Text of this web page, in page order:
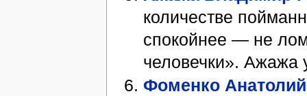
количестве
спокойнее — не
человечки». Ажажа
Фоменко